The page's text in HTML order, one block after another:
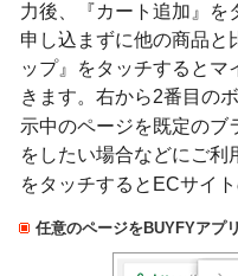
力後、『カート追加』を
申し込まずに他の商品と
ップ』をタッチするとマ
きます。右から2番目の
示中のページを既定のブ
をしたい場合などにご利
をタッチするとECサイ
任意のページをBUYFYアプ